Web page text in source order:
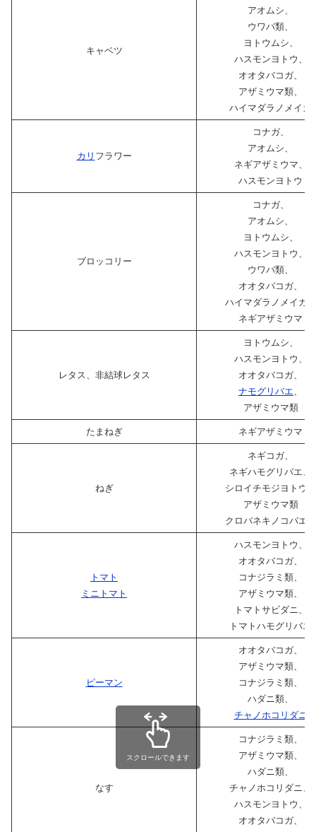
キャベツ
アオムシ、
ウワバ類、
ヨトウムシ、
ハスモンヨトウ、
オオタバコガ、
アザミウマ類、
ハイマダラノメイガ
カリ フラワー
コナガ、
アオムシ、
ネギアザミウマ、
ハスモンヨトウ
ブロッコリー
コナガ、
アオムシ、
ヨトウムシ、
ハスモンヨトウ、
ウワバ類、
オオタバコガ、
ハイマダラノメイガ、
ネギアザミウマ
レタス、非結球レタス
ヨトウムシ、
ハスモンヨトウ、
オオタバコガ、
ナモグリバエ
アザミウマ類
たまねぎ ネギアザミウマ
ねぎ
ネギコガ、
ネギハモグリバエ、
シロイチモジヨトウ、
アザミウマ類
クロバネキノコバエ類
トマト
ミニトマト
ハスモンヨトウ、
オオタバコガ、
コナジラミ類、
アザミウマ類、
トマトサビダニ、
トマトハモグリバエ
ピーマン
オオタバコガ、
アザミウマ類、
コナジラミ類、
ハダニ類、
チャノホコリダニ
なす
コナジラミ類、
アザミウマ類、
ハダニ類、
チャノホコリダニ、
ハスモンヨトウ、
オオタバコガ、
スクロールできます